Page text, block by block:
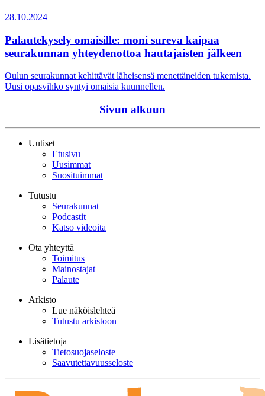
28.10.2024
Palautekysely omaisille: moni sureva kaipaa
seurakunnan yhteydenottoa hautajaisten jälkeen
Oulun seurakunnat kehittävät läheisensä menettäneiden tukemista.
Uusi opasvihko syntyi omaisia kuunnellen.
Sivun alkuun
Uutiset
Etusivu
Uusimmat
Suosituimmat
Tutustu
Seurakunnat
Podcastit
Katso videoita
Ota yhteyttä
Toimitus
Mainostajat
Palaute
Arkisto
Lue näköislehteä
Tutustu arkistoon
Lisätietoja
Tietosuojaseloste
Saavutettavuusseloste